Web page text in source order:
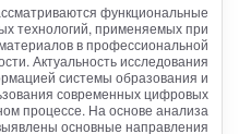
функциональные
технологий, применяемых при
в профессиональной
Актуальность исследования
системы образования и
современных цифровых
процессе. На основе анализа
основные направления